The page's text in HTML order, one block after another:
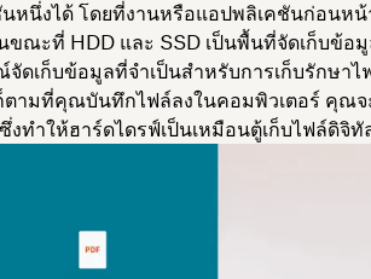
หนึ่งได้ โดยที่งานหรือแอปพลิเคชันก่อนหน้
ณะที่ HDD และ SSD เป็นพื้นที่จัดเก็บข้อมู
ดเก็บข้อมูลที่จำเป็นสำหรับการเก็บรักษาไ
ตามที่คุณบันทึกไฟล์ลงในคอมพิวเตอร์ คุณ
งทำให้ฮาร์ดไดรฟ์เป็นเหมือนตู้เก็บไฟล์ดิจิ